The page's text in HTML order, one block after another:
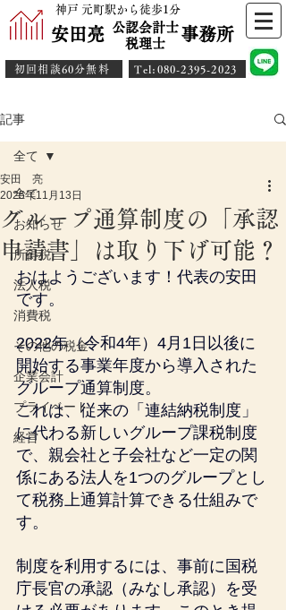
神戸 元町駅から徒歩1分
安田亮 事務所
公認会計士
​税理士
初回相談60分無料 ​Tel:080-2395-2023
記事
全て
お知らせ
所得税
法人税
消費税
その他の税金
企業会計
プライベート
経営
全て
グループ通算制度の「承認
申請書」は取り下げ可能？
安田 亮
2025年11月13日
おはようございます！代表の安田
です。
2022年（令和4年）4月1日以後に
開始する事業年度から導入された
グループ通算制度。
これは、従来の「連結納税制度」
に代わる新しいグループ課税制度
で、親会社と子会社など一定の関
係にある法人を1つのグループとし
て税務上通算計算できる仕組みで
す。
制度を利用するには、事前に国税
庁長官の承認（みなし承認）を受